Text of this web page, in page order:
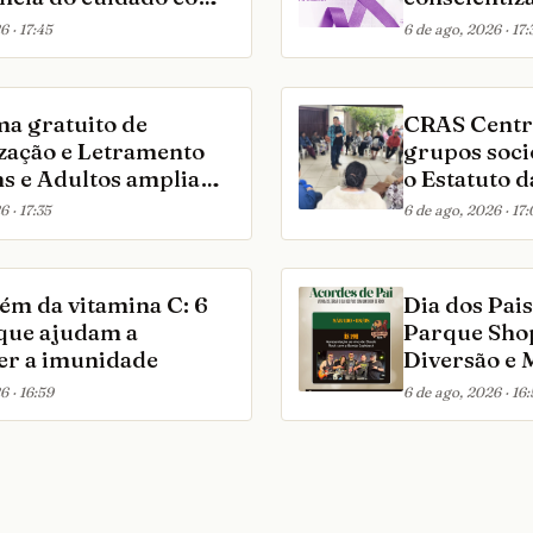
Campanha
ações que
0 a 6 anos
· 17:45
violência
6 de ago, 2026 ·
gratuito de
e Letramento
e Adultos amplia
e abre
em São Paulo
· 17:35
CRAS
grupos
o Estatuto
realizados
cidadania e
informação
6 de ago, 2026 ·
da vitamina C: 6
ajudam a
a imunidade
· 16:59
Dia dos
Parque
Diversão e
6 de ago, 2026 ·